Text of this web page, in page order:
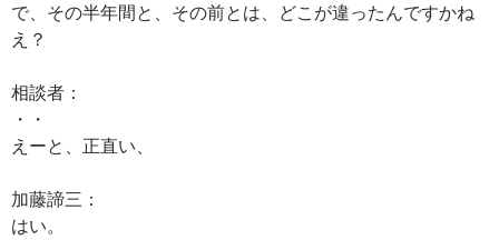
で、その半年間と、その前とは、どこが違ったんですかね
え？
相談者：
・・
えーと、正直い、
加藤諦三：
はい。